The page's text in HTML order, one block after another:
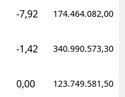
-7,92 174.464.082,00
-1,42 340.990.573,30
0,00 123.749.581,50